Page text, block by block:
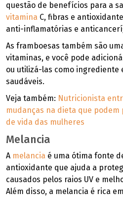
questão de benefícios para a
vitamina C, fibras e
anti-inflamatórias e
As framboesas também são
vitaminas, e você pode
ou utilizá-las como ingrediente
saudáveis.
Veja também: Nutricionista
mudanças na dieta que
de vida das mulheres
Melancia
A melancia é uma ótima fonte
antioxidante que ajuda a
causados pelos raios UV e
Além disso, a melancia é rica